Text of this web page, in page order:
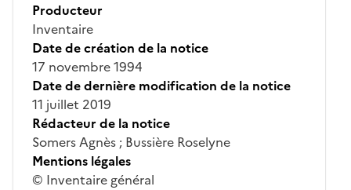
Producteur
Inventaire
Date de création de la notice
17 novembre 1994
Date de dernière modification de la notice
11 juillet 2019
Rédacteur de la notice
Somers Agnès ; Bussière Roselyne
Mentions légales
© Inventaire général